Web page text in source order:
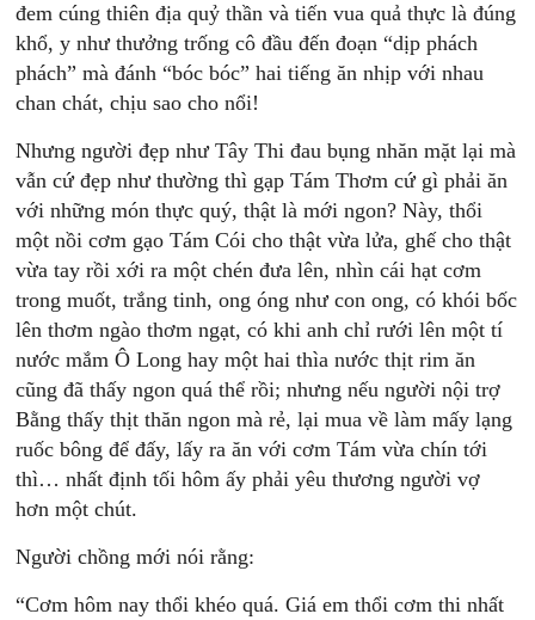
đem cúng thiên địa quỷ thần và tiến vua quả thực là đúng
khổ, y như thưởng trống cô đầu đến đoạn “dịp phách
phách” mà đánh “bóc bóc” hai tiếng ăn nhịp với nhau
chan chát, chịu sao cho nổi!
Nhưng người đẹp như Tây Thi đau bụng nhăn mặt lại mà
vẫn cứ đẹp như thường thì gạp Tám Thơm cứ gì phải ăn
với những món thực quý, thật là mới ngon? Này, thổi
một nồi cơm gạo Tám Cói cho thật vừa lửa, ghế cho thật
vừa tay rồi xới ra một chén đưa lên, nhìn cái hạt cơm
trong muốt, trắng tinh, ong óng như con ong, có khói bốc
lên thơm ngào thơm ngạt, có khi anh chỉ rưới lên một tí
nước mắm Ô Long hay một hai thìa nước thịt rim ăn
cũng đã thấy ngon quá thể rồi; nhưng nếu người nội trợ
Bằng thấy thịt thăn ngon mà rẻ, lại mua về làm mấy lạng
ruốc bông để đấy, lấy ra ăn với cơm Tám vừa chín tới
thì… nhất định tối hôm ấy phải yêu thương người vợ
hơn một chút.
Người chồng mới nói rằng:
“Cơm hôm nay thổi khéo quá. Giá em thổi cơm thi nhất